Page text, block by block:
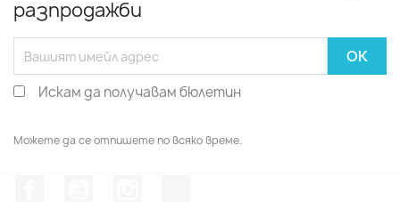
разпродажби
Искам да получавам бюлетин
Можете да се отпишете по всяко време.